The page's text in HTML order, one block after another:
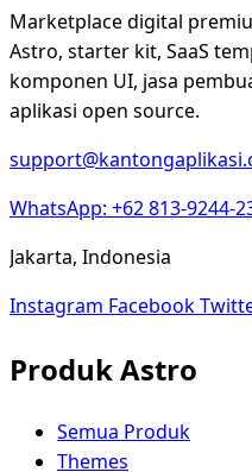
Marketplace digital
Astro, starter kit, SaaS
komponen UI, jasa
aplikasi open source.
WhatsApp: +62 813-9244-
Jakarta, Indonesia
Instagram Facebook
Produk Astro
Semua Produk
Themes